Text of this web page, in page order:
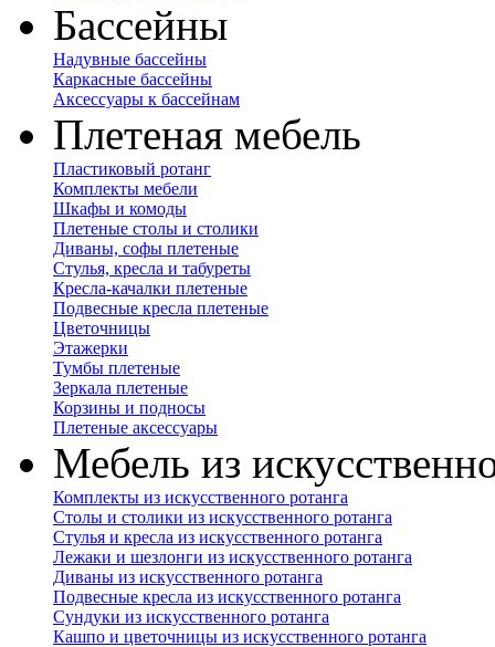
Бассейны
Надувные бассейны
Каркасные бассейны
Аксессуары к бассейнам
Плетеная мебель
Пластиковый ротанг
Комплекты мебели
Шкафы и комоды
Плетеные столы и столики
Диваны, софы плетеные
Стулья, кресла и табуреты
Кресла-качалки плетеные
Подвесные кресла плетеные
Цветочницы
Этажерки
Тумбы плетеные
Зеркала плетеные
Корзины и подносы
Плетеные аксессуары
Мебель из
Комплекты из искусственного ротанга
Столы и столики из искусственного ротанга
Стулья и кресла из искусственного ротанга
Лежаки и шезлонги из искусственного ротанга
Диваны из искусственного ротанга
Подвесные кресла из искусственного ротанга
Сундуки из искусственного ротанга
Кашпо и цветочницы из искусственного ротанга